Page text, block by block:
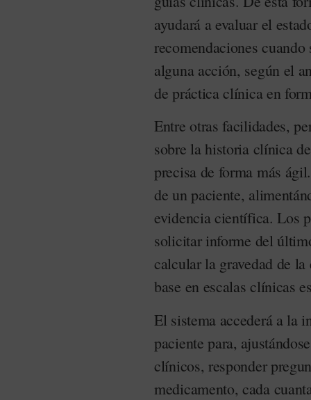
ayudará a evaluar el
recomendaciones
alguna acción, según el
de práctica clínica en
Entre otras facilidades,
sobre la historia clínica
precisa de forma más
de un paciente,
evidencia científica. Los
solicitar informe del
calcular la gravedad de
base en escalas clínicas
El sistema accederá a la
paciente para,
clínicos, responder
medicamento, cada